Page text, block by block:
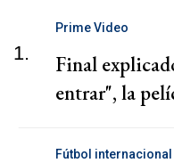
1.
Prime Video
Final
entrar", la
Fútbol internacional